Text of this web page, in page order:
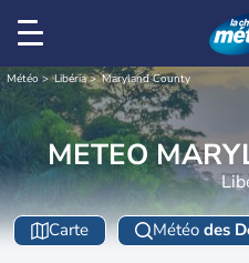
Météo Libéria Maryland County
METEO
Carte Météo des